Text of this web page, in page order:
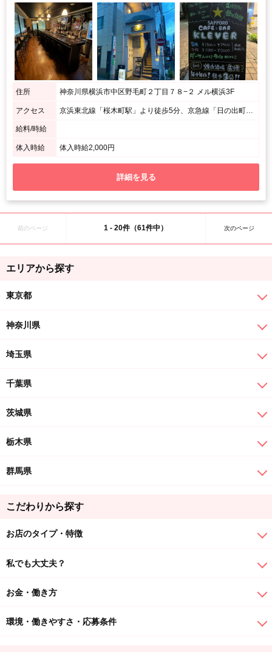
住所 神奈川県横浜市中区野毛町２丁目７８−２ メル横浜3F
アクセス 京浜東北線「桜木町駅」より徒歩5分、京急線「日の出町駅」より徒歩5分
給料/時給
体入時給 体入時給2,000円
詳細を見る
前のページ 1 - 20件（61件中） 次のページ
エリアから探す
東京都
神奈川県
埼玉県
千葉県
茨城県
栃木県
群馬県
こだわりから探す
お店のタイプ・特徴
私でも大丈夫？
お金・働き方
環境・働きやすさ・応募条件